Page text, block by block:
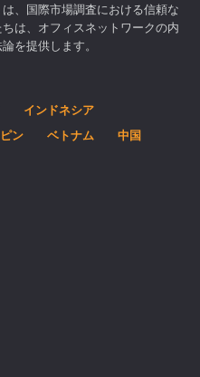
、国際市場調査における信頼な
は、オフィスネットワークの内
を提供します。
インドネシア
ン ベトナム
中国